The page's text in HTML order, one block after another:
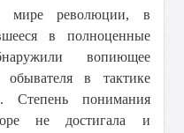
мире революции, в
в полноценные
вопиющее
обывателя в тактике
Степень понимания
не достигала и